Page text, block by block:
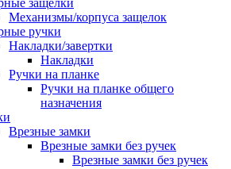
защелки
Механизмы/корпуса защелок
ручки
Накладки/завертки
Накладки
Ручки на планке
Ручки на планке общего
назначения
Врезные замки
Врезные замки без ручек
Врезные замки без ручек